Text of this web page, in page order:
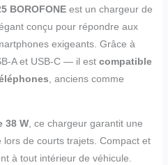
BOROFONEest un chargeur de
conçu pour répondre aux
exigeants. Grâce à
A et USB-C — il est compatible
, anciens comme
38 W, ce chargeur garantit une
de courts trajets. Compact et
à tout intérieur de véhicule.